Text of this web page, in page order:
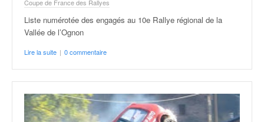
Coupe de France des Rallyes
Liste numérotée des engagés au 10e Rallye régional de la
Vallée de l’Ognon
Lire la suite | 0 commentaire